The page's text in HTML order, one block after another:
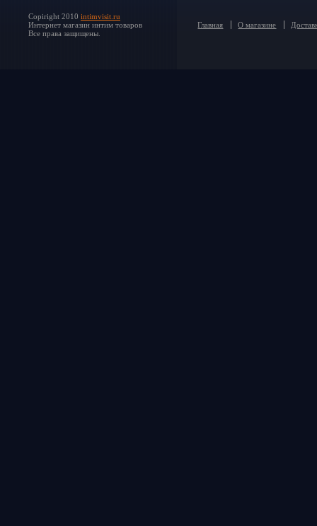
Copiright 2010 intimvisit.ru
Интернет магазин интим товаров
Все права защищены.
Главная О магазине